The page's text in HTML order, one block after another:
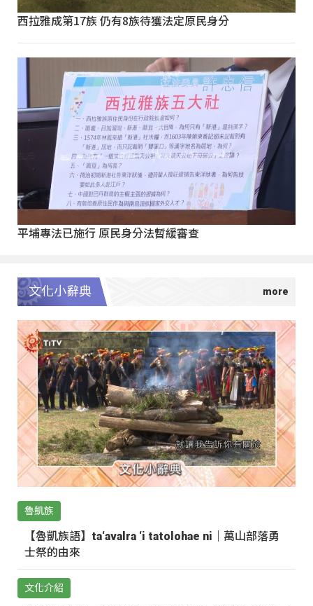
西拉雅成第17族 仍有8族待獲法定原民身分
平埔專法已施行 原民身分法暫緩審查
文化小辭典
魯凱族
【魯凱族語】ta‘avalra ‘i tatolohae ni｜萬山部落勇
士祭的由來
文化介紹